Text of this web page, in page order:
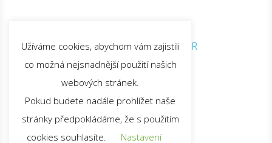
© 2026 ZUŠ Kuřim |GDPR
Užíváme cookies, abychom vám zajistili
co možná nejsnadnější použití našich
webových stránek.
Pokud budete nadále prohlížet naše
stránky předpokládáme, že s použitím
cookies souhlasíte.
Nastavení